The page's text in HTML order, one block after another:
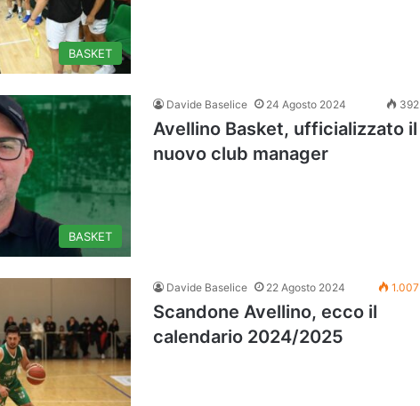
BASKET
BASKET
Davide Baselice 24 Agosto 2024 392
Avellino Basket, ufficializzato il
nuovo club manager
Davide Baselice 22 Agosto 2024 1.007
Scandone Avellino, ecco il
calendario 2024/2025